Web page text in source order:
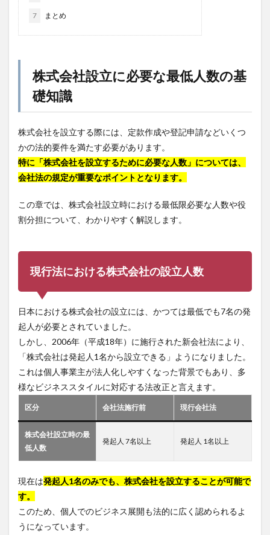
7 まとめ
株式会社設立に必要な最低人数の基
礎知識
株式会社を設立する際には、定款作成や登記申請などいくつ
かの法的要件を満たす必要があります。
特に「株式会社を設立するために必要な人数」については、
会社法の規定が重要なポイントとなります。
この章では、株式会社設立時における最低限必要な人数や役
割分担について、わかりやすく解説します。
現行法における株式会社の設立人数
日本における株式会社の設立には、かつては最低でも7名の発
起人が必要とされていました。
しかし、2006年（平成18年）に施行された新会社法により、
「株式会社は発起人1名から設立できる」ようになりました。
これは個人事業主が法人化しやすくなった背景でもあり、多
様なビジネススタイルに対応する法改正と言えます。
区分 会社法施行前 現行会社法
株式会社設立時の最
低人数
発起人 7名以上 発起人 1名以上
現在は発起人1名のみでも、株式会社を設立することが可能で
す。
このため、個人でのビジネス展開も法的に広く認められるよ
うになっています。